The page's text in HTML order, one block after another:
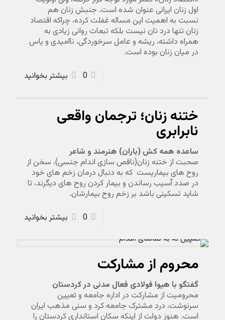
اول زنان ایرانی عنوان شده است. جنبش زنان هم
نسبت به اهمیت این مساله غفلت کرده، چراکه اقتصاد
زنان تنها درد نان نیست بلکه تبعات روانی زیادی به
همراه داشته، ریشه و عامل سرخوردگی، ناامیدی و یاس
در میان زنان بوده است.
0
بیشتر بخوانید
ختنه زنان؛ ترجمان واقعی
نابرابری
ساعده همه کش (باران) هنرمند و شاعر
صحبت از ختنه زنان(ناقص سازی اندام جنسی)، سخن از
روح های بیماریست که به دنبال درمان زخم های خود
در صدد آسیب رساندن و بیمار کردن روح های دیگرند، تا
شاید تسکینی باشد بر زخم روح بیمارشان.
0
بیشتر بخوانید
محروم از مشارکت
گفتگو با هیوا فولادی فعال مدنی در کردستان
محرومیت از مشارکت در اداره جامعه و تعیین
سرنوشت، درد مشترک جامعه کرد و سنی مذهب ایران
است. هنوز دولت از اینکه سکان استانداری کردستان را